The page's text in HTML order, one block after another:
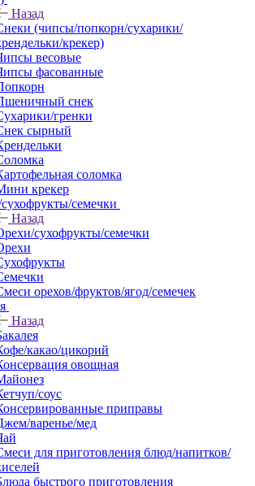
Назад
(чипсы/попкорн/сухарики/
крекер)
весовые
фасованные
снек
гренки
сырный
соломка
крекер
семечки
Назад
сухофрукты/семечки
орехов/фруктов/ягод/семечек
Назад
какао/цикорий
овощная
соус
приправы
варенье/мед
для приготовления блюд/напитков/
быстрого приготовления